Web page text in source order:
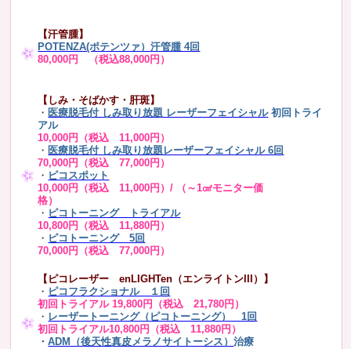
【汗管腫】
POTENZA(ポテンツァ）汗管腫 4回
80,000円 （税込88,000円）
【しみ・そばかす・肝斑】
・ 医療脱毛付 しみ取り放題 レーザーフェイシャル 初回トライ
アル
10,000円（税込 11,000円）
・ 医療脱毛付 しみ取り放題レーザーフェイシャル 6回
70,000円（税込 77,000円）
・ ピコスポット
10,000円（税込 11,000円）/ （～1㎠モニター価
格）
・ ピコトーニング トライアル
10,800円（税込 11,880円）
・ ピコトーニング 5回
70,000円（税込 77,000円）
【ピコレーザー enLIGHTen（エンライトンIII）】
・ ピコフラクショナル １回
初回トライアル 19,800円（税込 21,780円）
・ レーザートーニング（ピコトーニング） 1回
初回トライアル10,800円（税込 11,880円）
・ADM（後天性真皮メラノサイトーシス）治療